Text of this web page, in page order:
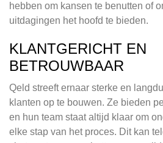
hebben om kansen te benutten of
uitdagingen het hoofd te bieden.
KLANTGERICHT EN
BETROUWBAAR
Qeld streeft ernaar sterke en
klanten op te bouwen. Ze bieden
en hun team staat altijd klaar om
elke stap van het proces. Dit kan